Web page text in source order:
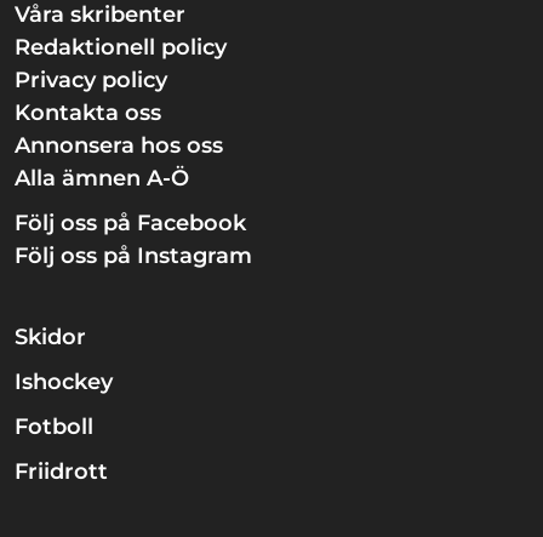
Våra skribenter
Redaktionell policy
Privacy policy
Kontakta oss
Annonsera hos oss
Alla ämnen A-Ö
Följ oss på Facebook
Följ oss på Instagram
Skidor
Ishockey
Fotboll
Friidrott